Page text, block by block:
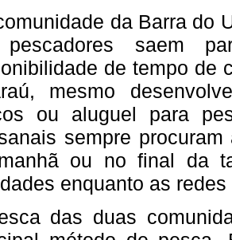
da Barra do
saem
de tempo de
mesmo
ou aluguel para
sempre
ou no final da
enquanto as
das duas